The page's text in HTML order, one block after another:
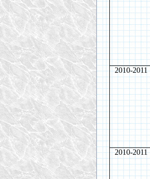
2010-2011
2010-2011